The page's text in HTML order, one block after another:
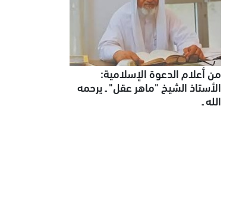
من أعلام الدعوة الإسلامية:
الأستاذ الشيخ "ماهر عقل" ـ يرحمه
الله ـ